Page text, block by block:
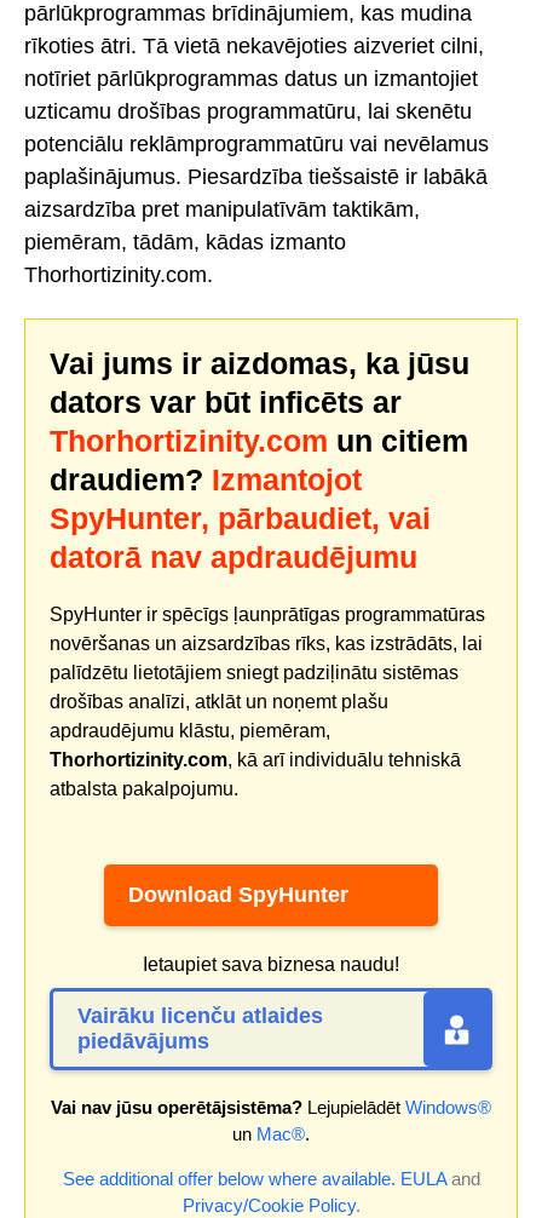
pārlūkprogrammas brīdinājumiem, kas mudina
rīkoties ātri. Tā vietā nekavējoties aizveriet cilni,
notīriet pārlūkprogrammas datus un izmantojiet
uzticamu drošības programmatūru, lai skenētu
potenciālu reklāmprogrammatūru vai nevēlamus
paplašinājumus. Piesardzība tiešsaistē ir labākā
aizsardzība pret manipulatīvām taktikām,
piemēram, tādām, kādas izmanto
Thorhortizinity.com.
Vai jums ir aizdomas, ka jūsu
dators var būt inficēts ar
Thorhortizinity.com un citiem
draudiem? Izmantojot
SpyHunter, pārbaudiet, vai
datorā nav apdraudējumu
SpyHunter ir spēcīgs ļaunprātīgas programmatūras
novēršanas un aizsardzības rīks, kas izstrādāts, lai
palīdzētu lietotājiem sniegt padziļinātu sistēmas
drošības analīzi, atklāt un noņemt plašu
apdraudējumu klāstu, piemēram,
Thorhortizinity.com, kā arī individuālu tehniskā
atbalsta pakalpojumu.
Download SpyHunter
Ietaupiet sava biznesa naudu!
Vairāku licenču atlaides
piedāvājums
Vai nav jūsu operētājsistēma? Lejupielādēt Windows®
un Mac®.
See additional offer below where available. EULAand
Privacy/Cookie Policy.